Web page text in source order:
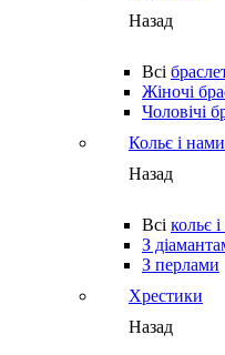
Назад
Всі
Жіночі
Чоловічі
Кольє і
Назад
Всі кольє
З
З перлами
Хрестики
Назад